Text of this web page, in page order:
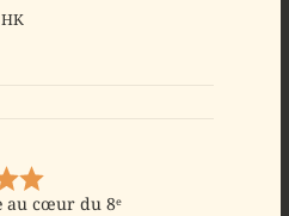
au cœur du 8ᵉ